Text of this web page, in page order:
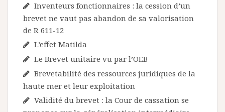
Inventeurs fonctionnaires : la cession d’un
brevet ne vaut pas abandon de sa valorisation
de R 611-12
L’effet Matilda
Le Brevet unitaire vu par l’OEB
Brevetabilité des ressources juridiques de la
haute mer et leur exploitation
Validité du brevet : la Cour de cassation se